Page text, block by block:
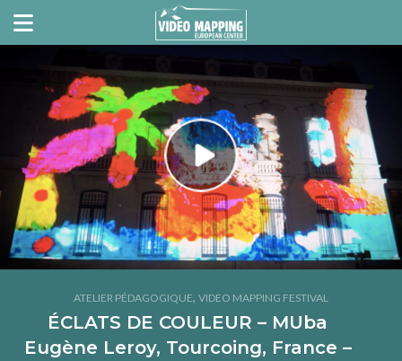
ATELIER PÉDAGOGIQUE, VIDEO MAPPING FESTIVAL
ÉCLATS DE COULEUR – MUba
Eugène Leroy, Tourcoing, France –